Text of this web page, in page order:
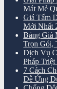
Mát Mẻ
Giá Tấm
Mới Nhất
Bảng Giá
Trọn Gói,
Dịch Vụ
Pháp
7 Cách
Dễ Ứng